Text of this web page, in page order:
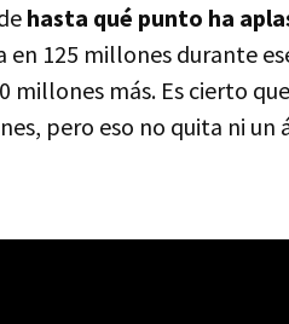
hasta qué punto ha
125 millones durante
millones más. Es cierto
pero eso no quita ni